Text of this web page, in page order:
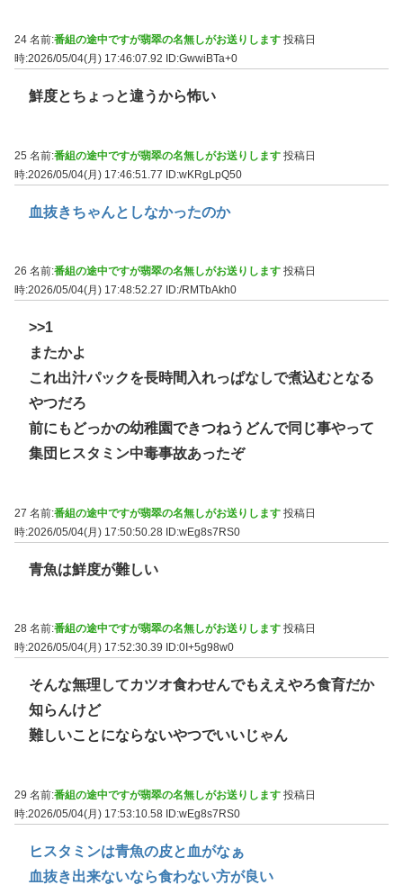
24 名前:番組の途中ですが翡翠の名無しがお送りします 投稿日
時:2026/05/04(月) 17:46:07.92
ID:GwwiBTa+0
鮮度とちょっと違うから怖い
25 名前:番組の途中ですが翡翠の名無しがお送りします 投稿日
時:2026/05/04(月) 17:46:51.77 ID:wKRgLpQ50
血抜きちゃんとしなかったのか
26 名前:番組の途中ですが翡翠の名無しがお送りします 投稿日
時:2026/05/04(月) 17:48:52.27
ID:/RMTbAkh0
>>1
またかよ
これ出汁パックを長時間入れっぱなしで煮込むとなる
やつだろ
前にもどっかの幼稚園できつねうどんで同じ事やって
集団ヒスタミン中毒事故あったぞ
27 名前:番組の途中ですが翡翠の名無しがお送りします 投稿日
時:2026/05/04(月) 17:50:50.28 ID:wEg8s7RS0
青魚は鮮度が難しい
28 名前:番組の途中ですが翡翠の名無しがお送りします 投稿日
時:2026/05/04(月) 17:52:30.39
ID:0I+5g98w0
そんな無理してカツオ食わせんでもええやろ食育だか
知らんけど
難しいことにならないやつでいいじゃん
29 名前:番組の途中ですが翡翠の名無しがお送りします 投稿日
時:2026/05/04(月) 17:53:10.58 ID:wEg8s7RS0
ヒスタミンは青魚の皮と血がなぁ
血抜き出来ないなら食わない方が良い